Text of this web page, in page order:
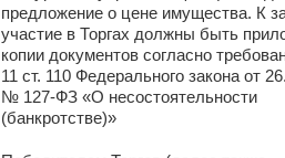
предложение о цене имущества. К
участие в Торгах должны быть
копии документов согласно
11 ст. 110 Федерального закона от
№ 127-ФЗ «О несостоятельности
(банкротстве)»